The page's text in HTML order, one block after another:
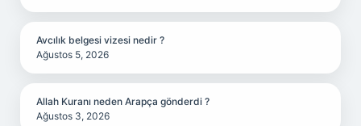
Avcılık belgesi vizesi nedir ?
Ağustos 5, 2026
Allah Kuranı neden Arapça gönderdi ?
Ağustos 3, 2026